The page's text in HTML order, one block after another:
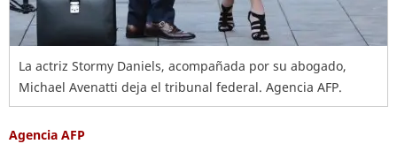
La actriz Stormy Daniels, acompañada por su abogado,
Michael Avenatti deja el tribunal federal. Agencia AFP.
Agencia AFP